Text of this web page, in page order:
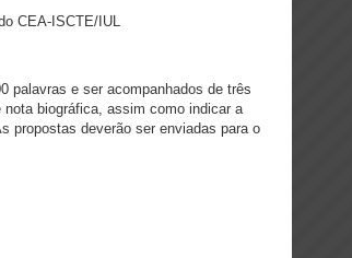
CEA-ISCTE/IUL
palavras e ser acompanhados de três
biográfica, assim como indicar a
propostas deverão ser enviadas para o